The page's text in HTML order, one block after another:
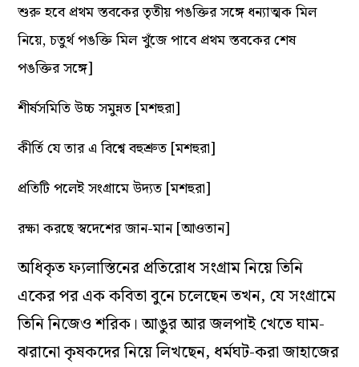
শুরু হবে প্রথম স্তবকের তৃতীয় পঙক্তির সঙ্গে ধন্যাত্মক মিল
নিয়ে, চতুর্থ পঙক্তি মিল খুঁজে পাবে প্রথম স্তবকের শেষ
পঙক্তির সঙ্গে]
শীর্ষসমিতি উচ্চ সমুন্নত [মশহুরা]
কীর্তি যে তার এ বিশ্বে বহুশ্রুত [মশহুরা]
প্রতিটি পলেই সংগ্রামে উদ্যত [মশহুরা]
রক্ষা করছে স্বদেশের জান-মান [আওতান]
অধিকৃত ফ্যলাস্তিনের প্রতিরোধ সংগ্রাম নিয়ে তিনি
একের পর এক কবিতা বুনে চলেছেন তখন, যে সংগ্রামে
তিনি নিজেও শরিক। আঙুর আর জলপাই খেতে ঘাম-
ঝরানো কৃষকদের নিয়ে লিখছেন, ধর্মঘট-করা জাহাজের